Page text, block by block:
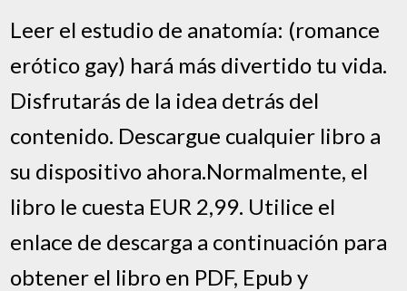
Leer el estudio de anatomía: (romance
erótico gay) hará más divertido tu vida.
Disfrutarás de la idea detrás del
contenido. Descargue cualquier libro a
su dispositivo ahora.Normalmente, el
libro le cuesta EUR 2,99. Utilice el
enlace de descarga a continuación para
obtener el libro en PDF, Epub y